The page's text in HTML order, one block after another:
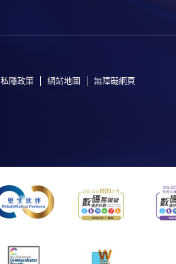
私隱政策 網站地圖 無障礙網頁